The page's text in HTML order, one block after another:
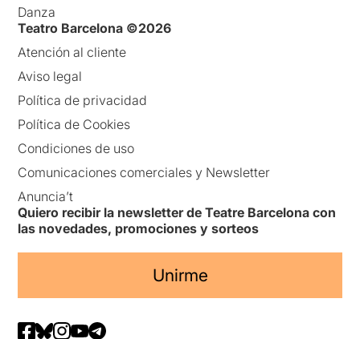
Danza
Teatro Barcelona ©2026
Atención al cliente
Aviso legal
Política de privacidad
Política de Cookies
Condiciones de uso
Comunicaciones comerciales y Newsletter
Anuncia’t
Quiero recibir la newsletter de Teatre Barcelona con
las novedades, promociones y sorteos
Unirme